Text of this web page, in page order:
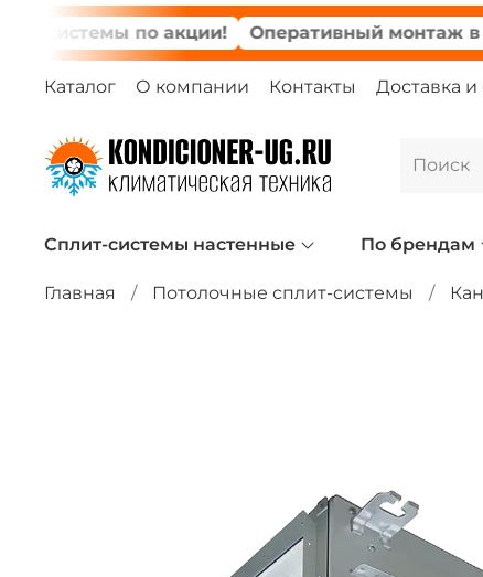
по акции! Оперативный монтаж в день
Каталог О компании Контакты Доставка и
Сплит-системы настенные По брендам
Главная Потолочные сплит-системы